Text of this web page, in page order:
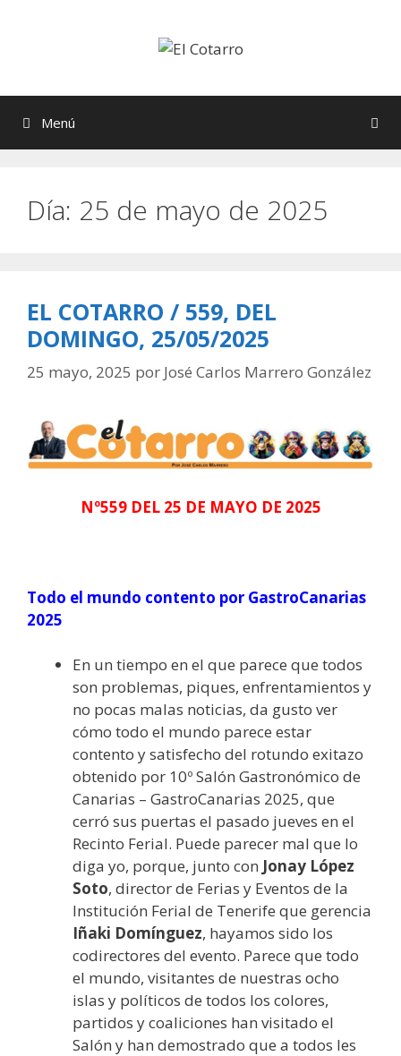
Menú
Día: 25 de mayo de 2025
EL COTARRO / 559, DEL
DOMINGO, 25/05/2025
25 mayo, 2025 por José Carlos Marrero González
Nº559 DEL 25 DE MAYO DE 2025
Todo el mundo contento por GastroCanarias
2025
En un tiempo en el que parece que todos
son problemas, piques, enfrentamientos y
no pocas malas noticias, da gusto ver
cómo todo el mundo parece estar
contento y satisfecho del rotundo exitazo
obtenido por 10º Salón Gastronómico de
Canarias – GastroCanarias 2025, que
cerró sus puertas el pasado jueves en el
Recinto Ferial. Puede parecer mal que lo
diga yo, porque, junto con Jonay López
Soto, director de Ferias y Eventos de la
Institución Ferial de Tenerife que gerencia
Iñaki Domínguez, hayamos sido los
codirectores del evento. Parece que todo
el mundo, visitantes de nuestras ocho
islas y políticos de todos los colores,
partidos y coaliciones han visitado el
Salón y han demostrado que a todos les